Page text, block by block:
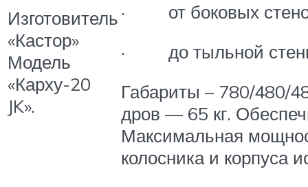
Изготовитель
«Кастор»
Модель
«Карху-20
JK».
· от боковых
· до тыльной
Габариты – 780/480/
дров — 65 кг.
Максимальная
колосника и корпуса